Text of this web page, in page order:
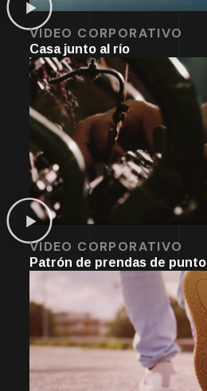
VIDEO CORPORATIVO
Casa junto al río
VIDEO CORPORATIVO
Patrón de prendas de punto